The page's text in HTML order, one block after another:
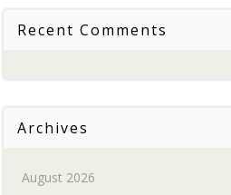
Recent Comments
Archives
August 2026